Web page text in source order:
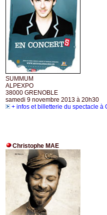
SUMMUM
ALPEXPO
38000 GRENOBLE
samedi 9 novembre 2013 à 20h30
+ infos et billetterie du spectacle à
Christophe MAE